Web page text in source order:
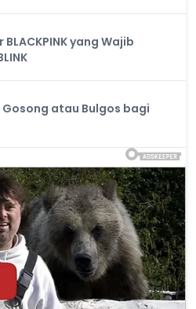
yang Wajib
Gosong atau Bulgos bagi